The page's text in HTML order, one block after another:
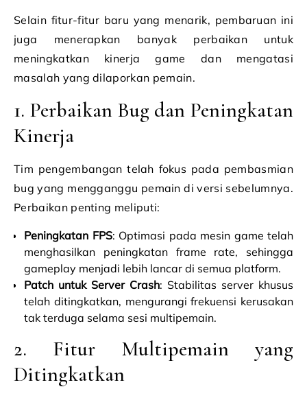
Selain fitur-fitur baru yang menarik, pembaruan ini
juga menerapkan banyak perbaikan untuk
meningkatkan kinerja game dan mengatasi
masalah yang dilaporkan pemain.
1. Perbaikan Bug dan Peningkatan
Kinerja
Tim pengembangan telah fokus pada pembasmian
bug yang mengganggu pemain di versi sebelumnya.
Perbaikan penting meliputi:
Peningkatan FPS: Optimasi pada mesin game telah
menghasilkan peningkatan frame rate, sehingga
gameplay menjadi lebih lancar di semua platform.
Patch untuk Server Crash: Stabilitas server khusus
telah ditingkatkan, mengurangi frekuensi kerusakan
tak terduga selama sesi multipemain.
2. Fitur Multipemain yang
Ditingkatkan